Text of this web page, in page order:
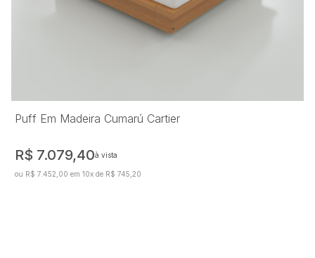
Puff Em Madeira Cumarú Cartier
R$ 7.079,40à vista
ou R$ 7.452,00 em 10x de R$ 745,20